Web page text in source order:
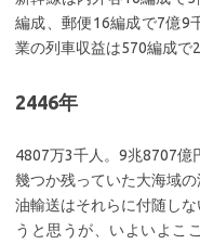
編成、郵便16編成で7億9
業の列車収益は570編成で
2446年
4807万3千人。9兆8707億
幾つか残っていた大海域
油輸送はそれらに付随し
うと思うが、いよいよこ